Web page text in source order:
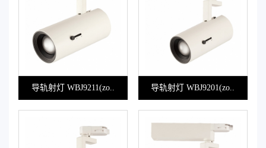
导轨射灯 WBJ9211(zo.. 导轨射灯 WBJ9201(zo..